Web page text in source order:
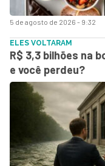
5 de agosto de 2026 - 9:32
ELES VOLTARAM
R$ 3,3 bilhões na
e você perdeu?